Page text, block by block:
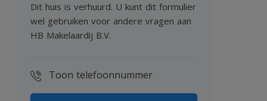
Dit huis is verhuurd. U kunt dit formulier
wel gebruiken voor andere vragen aan
HB Makelaardij B.V.
Toon telefoonnummer